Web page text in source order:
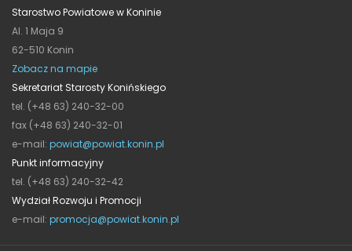
Starostwo Powiatowe w Koninie
Al. 1 Maja 9
62-510 Konin
Zobacz na mapie
Sekretariat Starosty Konińskiego
tel. (+48 63) 240-32-00
fax (+48 63) 240-32-01
e-mail: powiat@powiat.konin.pl
Punkt informacyjny
tel. (+48 63) 240-32-42
Wydział Rozwoju i Promocji
e-mail: promocja@powiat.konin.pl